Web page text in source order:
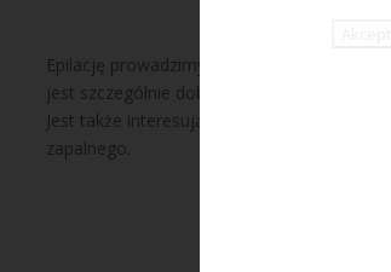
Epilację prowadzimy ze wskazań
jest szczególnie dobrym rozwiązaniem dla
Jest także interesującym rozwiązaniem
zapalnego.